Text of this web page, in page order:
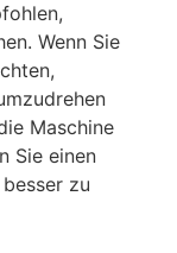
Wenn Sie
Maschine
Sie einen
zu